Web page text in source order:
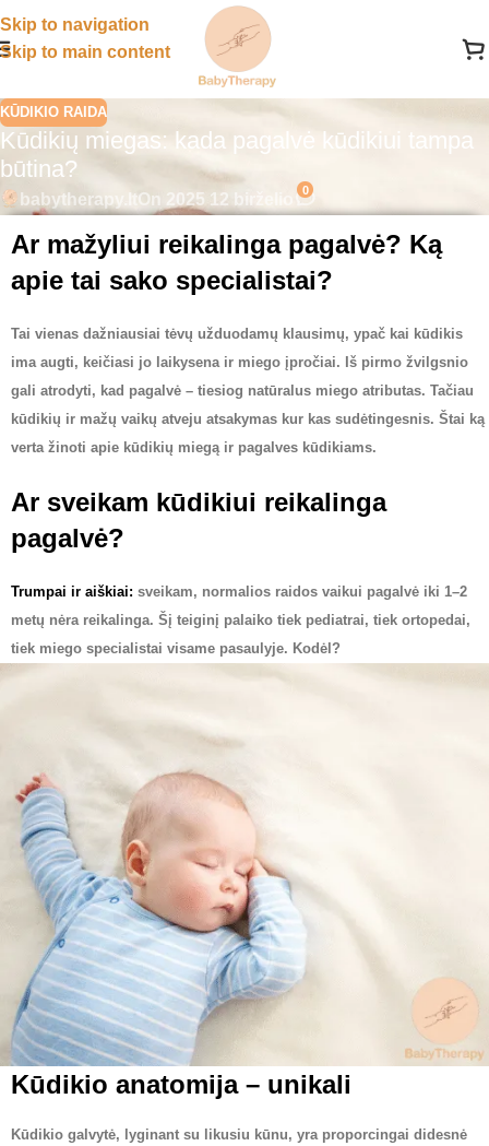
Skip to navigation
Skip to main content
KŪDIKIO RAIDA
Kūdikių miegas: kada pagalvė kūdikiui tampa
būtina?
babytherapy.ltOn 2025 12 birželio
0
Ar mažyliui reikalinga pagalvė? Ką
apie tai sako specialistai?
Tai vienas dažniausiai tėvų užduodamų klausimų, ypač kai kūdikis
ima augti, keičiasi jo laikysena ir miego įpročiai. Iš pirmo žvilgsnio
gali atrodyti, kad pagalvė – tiesiog natūralus miego atributas. Tačiau
kūdikių ir mažų vaikų atveju atsakymas kur kas sudėtingesnis. Štai ką
verta žinoti apie kūdikių miegą ir pagalves kūdikiams.
Ar sveikam kūdikiui reikalinga
pagalvė?
Trumpai ir aiškiai: sveikam, normalios raidos vaikui pagalvė iki 1–2
metų nėra reikalinga. Šį teiginį palaiko tiek pediatrai, tiek ortopedai,
tiek miego specialistai visame pasaulyje. Kodėl?
Kūdikio anatomija – unikali
Kūdikio galvytė, lyginant su likusiu kūnu, yra proporcingai didesnė